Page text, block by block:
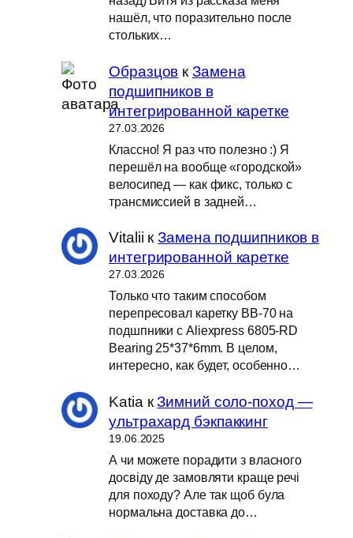
нашёл, что поразительно после
стольких…
Образцов кЗамена
подшипников в
интегрированной каретке
27.03.2026
Классно! Я раз что полезно :) Я
перешёл на вообще «городской»
велосипед — как фикс, только с
трансмиссией в задней…
Vitalii кЗамена подшипников в
интегрированной каретке
27.03.2026
Только что таким способом
перепресовал каретку BB-70 на
подшпники с Aliexpress 6805-RD
Bearing 25*37*6mm. В целом,
интересно, как будет, особенно…
Katia кЗимний соло-поход —
ультрахард бэкпаккинг
19.06.2025
А чи можете порадити з власного
досвіду де замовляти краще речі
для походу? Але так щоб була
нормальна доставка до…